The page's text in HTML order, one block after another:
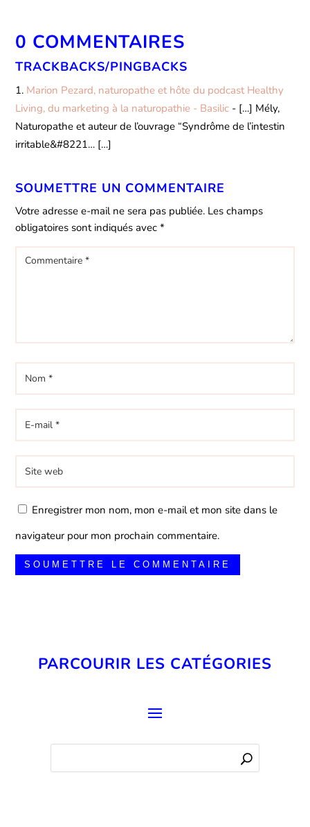
0 COMMENTAIRES
TRACKBACKS/PINGBACKS
Marion Pezard, naturopathe et hôte du podcast Healthy
Living, du marketing à la naturopathie - Basilic - […] Mély,
Naturopathe et auteur de l’ouvrage “Syndrôme de l’intestin
irritable&#8221… […]
SOUMETTRE UN COMMENTAIRE
Votre adresse e-mail ne sera pas publiée. Les champs
obligatoires sont indiqués avec*
Enregistrer mon nom, mon e-mail et mon site dans le
navigateur pour mon prochain commentaire.
SOUMETTRE LE COMMENTAIRE
PARCOURIR LES CATÉGORIES